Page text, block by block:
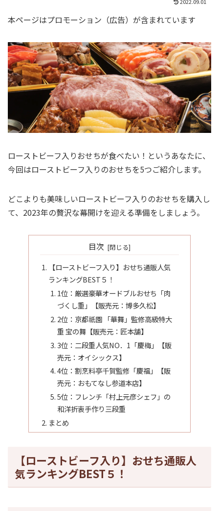
2022.09.01
本ページはプロモーション（広告）が含まれています
ローストビーフ入りおせちが食べたい！というあなたに、
今回はローストビーフ入りのおせちを5つご紹介します。
どこよりも美味しいローストビーフ入りのおせちを購入し
て、2023年の贅沢な幕開けを迎える準備をしましょう。
目次
【ローストビーフ入り】おせち通販人気
ランキングBEST５！
1位：厳選豪華オードブルおせち「肉
づくし重」【販売元：博多久松】
2位：京都祇園 「華舞」監修高級特大
重 宝の舞【販売元：匠本舗】
3位：二段重人気NO．1「慶梅」【販
売元：オイシックス】
4位：割烹料亭千賀監修「慶福」【販
売元：おもてなし参道本店】
5位：フレンチ「村上元彦シェフ」の
和洋折衷手作り三段重
まとめ
【ローストビーフ入り】おせち通販人
気ランキングBEST５！